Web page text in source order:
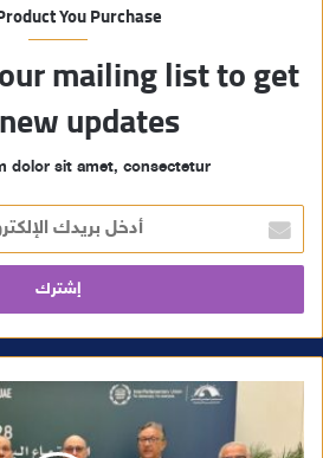
You Purchase
mailing list to get
updates!
dolor sit amet, consectetur.
خ
ل
ر
ا
ل